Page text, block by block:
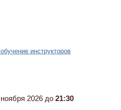
инструкторов
2026 до 21:30